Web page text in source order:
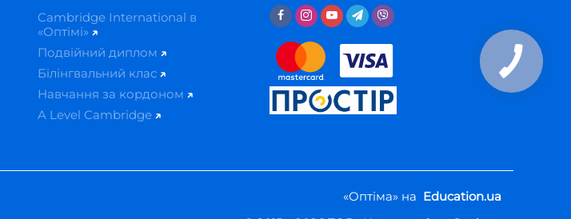
Cambridge International в
«Оптімі»
Подвійний диплом
Білінгвальний клас
Навчання за кордоном
A Level Cambridge
«Оптіма» на Education.ua